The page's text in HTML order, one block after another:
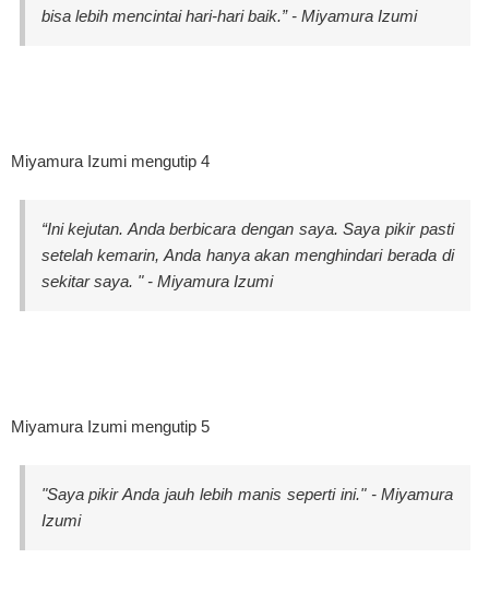
bisa lebih mencintai hari-hari baik.” - Miyamura Izumi
Miyamura Izumi mengutip 4
“Ini kejutan. Anda berbicara dengan saya. Saya pikir pasti
setelah kemarin, Anda hanya akan menghindari berada di
sekitar saya. " - Miyamura Izumi
Miyamura Izumi mengutip 5
"Saya pikir Anda jauh lebih manis seperti ini." - Miyamura
Izumi